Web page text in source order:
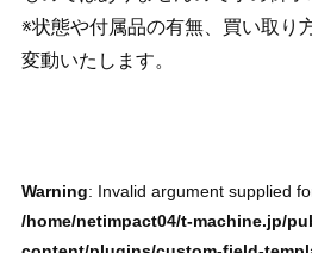
※状態や付属品の有無、買い取り
変動いたします。
Warning: Invalid argument supplied
/home/netimpact04/t-machine.jp/